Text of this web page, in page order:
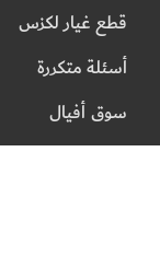
قطع غيار لكزس
أسئلة متكررة
سوق أفيال